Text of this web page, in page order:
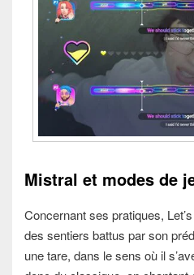
Mistral et modes de
Concernant ses pratiques,
des sentiers battus par son
une tare, dans le sens où il